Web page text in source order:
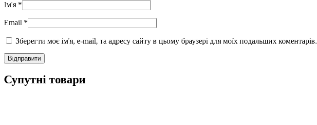
Ім'я *
Email *
Зберегти моє ім'я, e-mail, та адресу сайту в цьому браузері для моїх подальших коментарів.
Супутні товари